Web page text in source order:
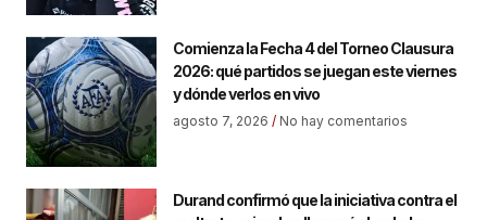
Comienza la Fecha 4 del Torneo Clausura
2026: qué partidos se juegan este viernes
y dónde verlos en vivo
agosto 7, 2026 No hay comentarios
Durand confirmó que la iniciativa contra el